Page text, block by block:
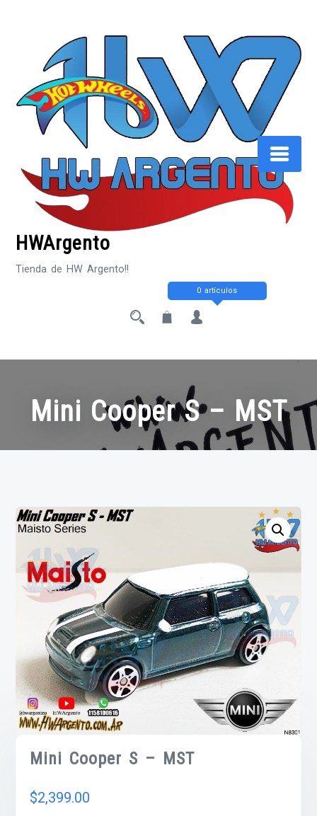
HWArgento
Tienda de HW Argento!!
0 artículos
Mini Cooper S – MST
Mini Cooper S – MST
$2,399.00